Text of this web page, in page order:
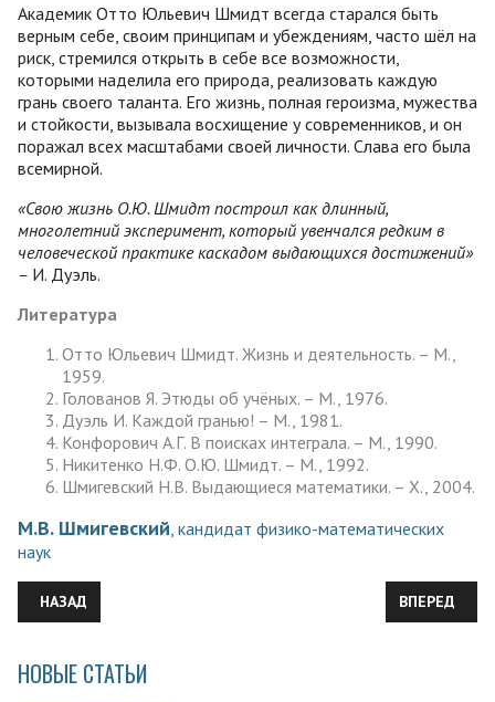
Академик Отто Юльевич Шмидт всегда старался быть
верным себе, своим принципам и убеждениям, часто шёл на
риск, стремился открыть в себе все возможности,
которыми наделила его природа, реализовать каждую
грань своего таланта. Его жизнь, полная героизма, мужества
и стойкости, вызывала восхищение у современников, и он
поражал всех масштабами своей личности. Слава его была
всемирной.
«Свою жизнь О.Ю. Шмидт построил как длинный,
многолетний эксперимент, который увенчался редким в
человеческой практике каскадом выдающихся достижений»
– И. Дуэль.
Литература
Отто Юльевич Шмидт. Жизнь и деятельность. – М.,
1959.
Голованов Я. Этюды об учёных. – М., 1976.
Дуэль И. Каждой гранью! – М., 1981.
Конфорович А.Г. В поисках интеграла. – М., 1990.
Никитенко Н.Ф. О.Ю. Шмидт. – М., 1992.
Шмигевский Н.В. Выдающиеся математики. – Х., 2004.
М.В. Шмигевский , кандидат физико-математических
наук
ПРЕДЫДУЩИЙ: МОРЯК-ХУДОЖНИК АЛЕКСАНДР БОЛТИН
НАЗАД ВПЕРЕД
НОВЫЕ СТАТЬИ